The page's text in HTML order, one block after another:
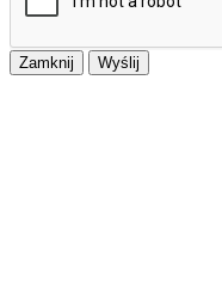
Zamknij Wyślij